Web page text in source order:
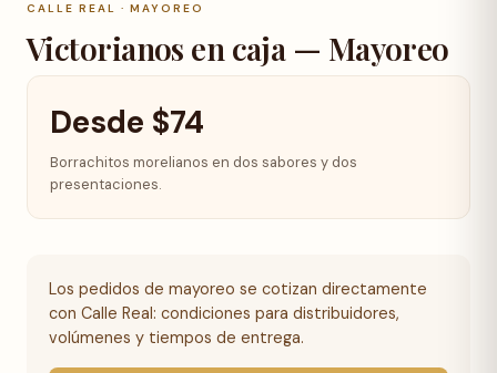
CALLE REAL · MAYOREO
Victorianos en caja — Mayoreo
Desde $74
Borrachitos morelianos en dos sabores y dos
presentaciones.
Los pedidos de mayoreo se cotizan directamente
con Calle Real: condiciones para distribuidores,
volúmenes y tiempos de entrega.